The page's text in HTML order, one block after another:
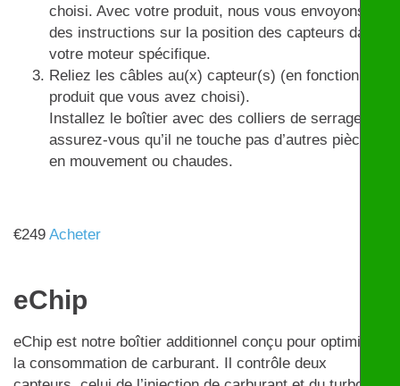
choisi. Avec votre produit, nous vous envoyons
des instructions sur la position des capteurs dans
votre moteur spécifique.
Reliez les câbles au(x) capteur(s) (en fonction du
produit que vous avez choisi).
Installez le boîtier avec des colliers de serrage et
assurez-vous qu’il ne touche pas d’autres pièces
en mouvement ou chaudes.
€249 Acheter
eChip
eChip est notre boîtier additionnel conçu pour optimiser
la consommation de carburant. Il contrôle deux